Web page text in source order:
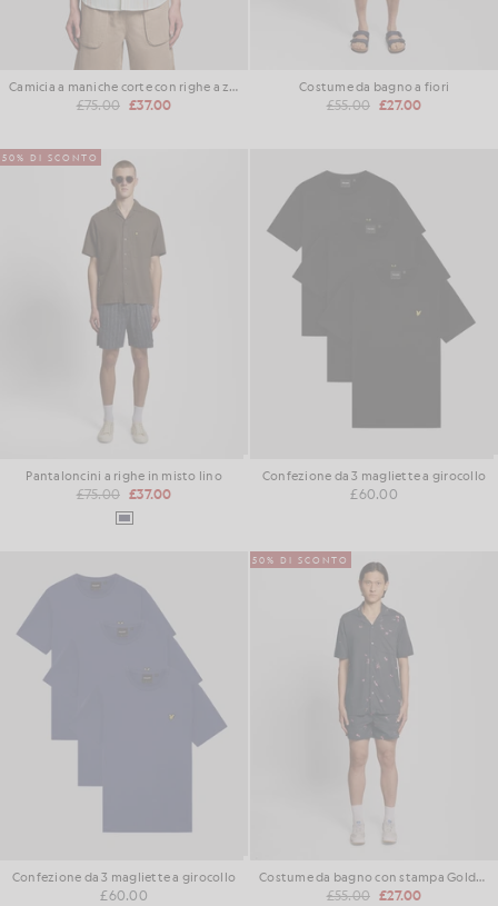
Camicia a maniche corte con righe a zig zag
£75.00 £37.00
Costume da bagno a fiori
£55.00 £27.00
50% DI SCONTO
Pantaloncini a righe in misto lino
£75.00 £37.00
Confezione da 3 magliette a girocollo
£60.00
Confezione da 3 magliette a girocollo
£60.00
50% DI SCONTO
Costume da bagno con stampa Goldfish
£55.00 £27.00